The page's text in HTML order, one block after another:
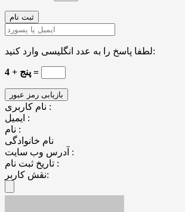
لطفا پاسخ را به عدد انگلیسی وارد کنید:
4 + پنج =
نام کاربری :
ایمیل :
نام :
نام خانوادگی
آدرس وب سایت :
تاریخ ثبت نام :
نقش کاربر: